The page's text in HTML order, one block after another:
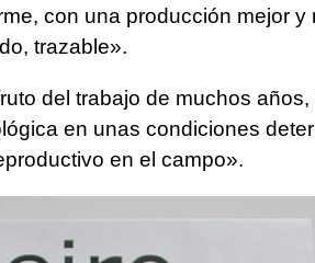
con una producción mejor y
trazable».
del trabajo de muchos
en unas condiciones
en el campo».